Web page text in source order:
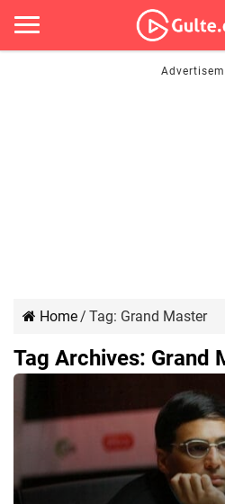
Home/ Tag: Grand Master
Tag Archives: Grand